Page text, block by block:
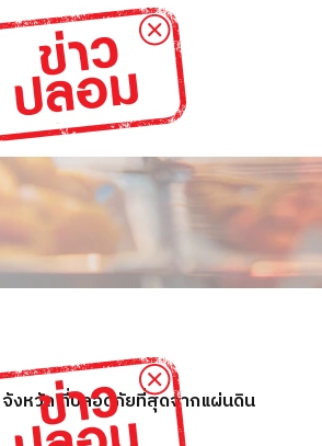
จังหวัด ที่ปลอดภัยที่สุดจากแผ่นดิน